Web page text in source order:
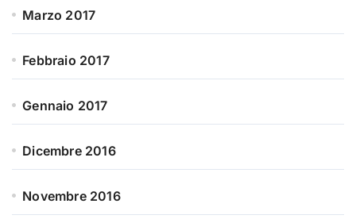
Marzo 2017
Febbraio 2017
Gennaio 2017
Dicembre 2016
Novembre 2016